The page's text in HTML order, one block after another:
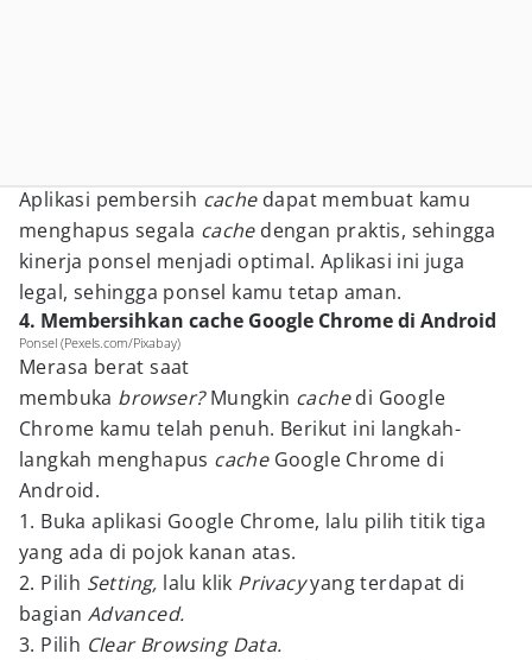
Aplikasi pembersih cache dapat membuat kamu
menghapus segala cache dengan praktis, sehingga
kinerja ponsel menjadi optimal. Aplikasi ini juga
legal, sehingga ponsel kamu tetap aman.
4. Membersihkan cache Google Chrome di Android
Ponsel (Pexels.com/Pixabay)
Merasa berat saat
membuka browser?Mungkin cachedi Google
Chrome kamu telah penuh. Berikut ini langkah-
langkah menghapus cache Google Chrome di
Android.
1. Buka aplikasi Google Chrome, lalu pilih titik tiga
yang ada di pojok kanan atas.
2. Pilih Setting, lalu klik Privacyyang terdapat di
bagian Advanced.
3. Pilih Clear Browsing Data.